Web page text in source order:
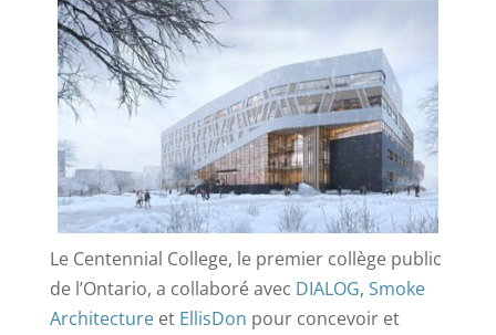
Le Centennial College, le premier collège public
de l’Ontario, a collaboré avec DIALOG, Smoke
Architectureet EllisDon pour concevoir et